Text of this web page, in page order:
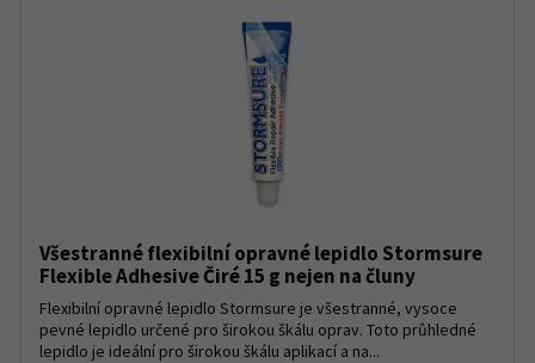
Všestranné flexibilní opravné lepidlo Stormsure
Flexible Adhesive Čiré 15 g nejen na čluny
Flexibilní opravné lepidlo Stormsure je všestranné, vysoce
pevné lepidlo určené pro širokou škálu oprav. Toto průhledné
lepidlo je ideální pro širokou škálu aplikací a na...